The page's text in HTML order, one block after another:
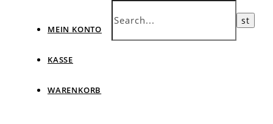
MEIN KONTO
KASSE
WARENKORB